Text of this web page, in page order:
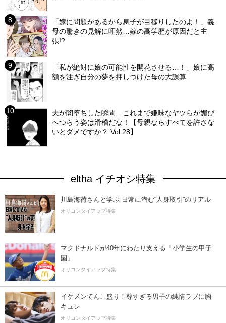
「嫁に問題があるから息子が目移りしたのよ！」義
母の驚きの見解に唖然…嫁の高学歴が原因だと主
張!?
「私が絶対に娘の可能性を開花させる…！」娘に高
額を注ぎ自分の夢を押しつけた母の大誤算
夫が闇堕ちした瞬間…これまで嫌味なヤツらが媚び
へつらう姿は滑稽だな！【母親ならすべてを許さな
いとダメですか？ Vol.28】
eltha イチオシ特集
川島海荷さんと学ぶ 日常に潜む“人身取引”のリアル
オリコンタイアップ特集
マクドナルドが40年にわたり支える「小学生の甲子
園」
オリコンタイアップ特集
イケメンてんこ盛り！尊すぎる男子の純情ラブに胸
キュン
オリコンタイアップ特集